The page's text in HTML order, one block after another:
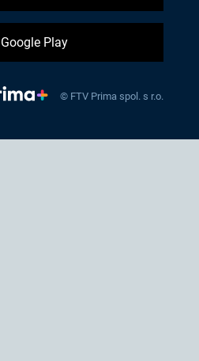
Google Play
© FTV Prima spol. s r.o.